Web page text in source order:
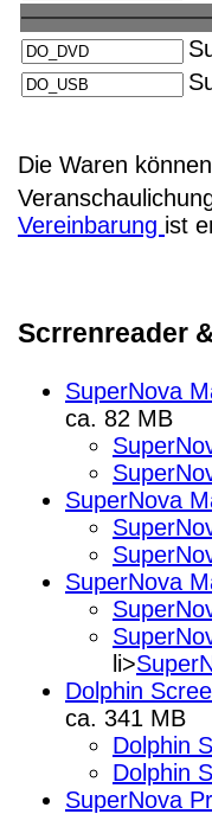
Die Waren
Vereinbarung ist
Scrrenreader
SuperNova
ca. 82 MB
SuperNova
SuperNova
li>
Dolphin
ca. 341 MB
Dolphin
Dolphin
SuperNova